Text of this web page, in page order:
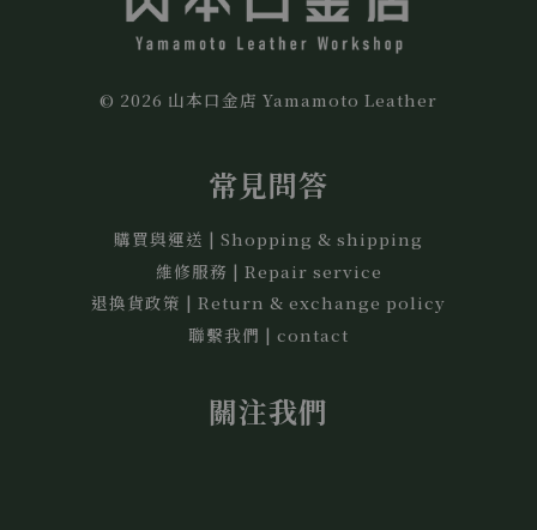
© 2026 山本口金店 Yamamoto Leather
常見問答
購買與運送 | Shopping & shipping
維修服務 | Repair service
退換貨政策 | Return & exchange policy
聯繫我們 | contact
關注我們